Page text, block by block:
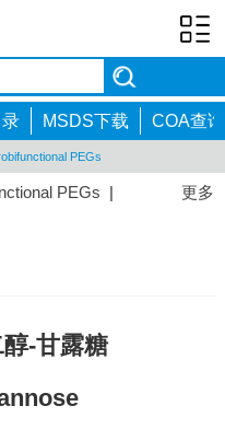
MSDS下载 COA查询
PEGs
更多
PEGs |
-甘露糖